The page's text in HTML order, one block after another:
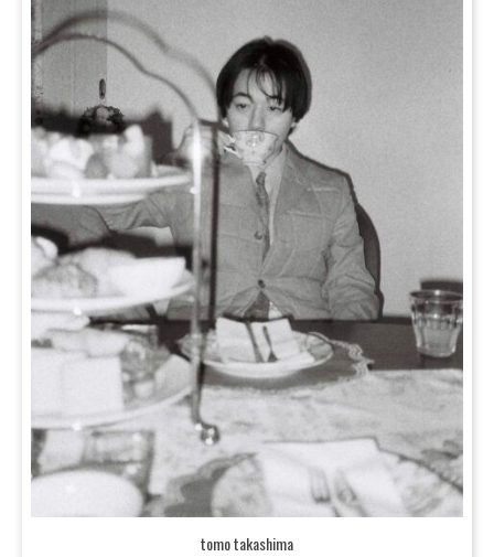
tomo takashima